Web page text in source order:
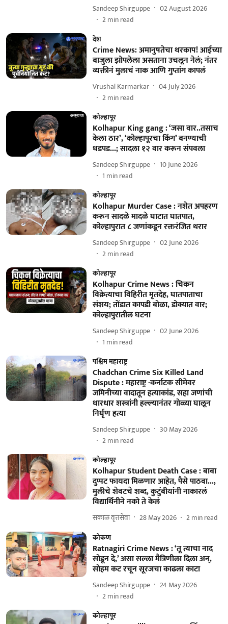
Sandeep Shirguppe
02 August 2026
2min read
देश
Crime News: अमानुषतेचा थरकाप! आईच्या
बाजुला झोपलेला असताना उचलून नेलं; नंतर
व्यक्तीनं मुलाचं नाक आणि गुप्तांग कापलं
Vrushal Karmarkar
04 July 2026
2min read
कोल्हापूर
Kolhapur King gang : ‘जसा वार..तसाच
केला ठार’, ‘कोल्हापूरचा किंग’ बनण्याची
धडपड...; सादला १२ वार करून संपवला
Sandeep Shirguppe
10 June 2026
1 min read
कोल्हापूर
Kolhapur Murder Case : नशेत अपहरण
करून सादळे मादळे घाटात घातपात,
कोल्हापुरात ८ जणांकडून रक्तरंजित थरार
Sandeep Shirguppe
02 June 2026
2min read
कोल्हापूर
Kolhapur Crime News : चिकन
विक्रेत्याचा विहिरीत मृतदेह, घातपाताचा
संशय; तोंडात कापडी बोळा, डोक्यात वार;
कोल्हापुरातील घटना
Sandeep Shirguppe
02 June 2026
1 min read
पश्चिम महाराष्ट्र
Chadchan Crime Six Killed Land
Dispute : महाराष्ट्र -कर्नाटक सीमेवर
जमिनीच्या वादातून हत्याकांड, सहा जणांची
धारधार शस्त्रांनी हल्ल्यानंतर गोळ्या घालून
निर्घृण हत्या
Sandeep Shirguppe
30 May 2026
2min read
कोल्हापूर
Kolhapur Student Death Case : बाबा
दुप्पट फायदा मिळणार आहेत, पैसे पाठवा...,
मुलीचे शेवटचे शब्द, कुटुंबीयांनी नाकारलं
विद्यार्थिनीने नको ते केलं
सकाळ वृत्तसेवा 28 May 2026 2min read
कोकण
Ratnagiri Crime News : ‘तू त्याचा नाद
सोडून दे,’ असा सल्ला मैत्रिणीला दिला अन्,
सोहम कट रचून सूरजचा काढला काटा
Sandeep Shirguppe
24 May 2026
2min read
कोल्हापूर